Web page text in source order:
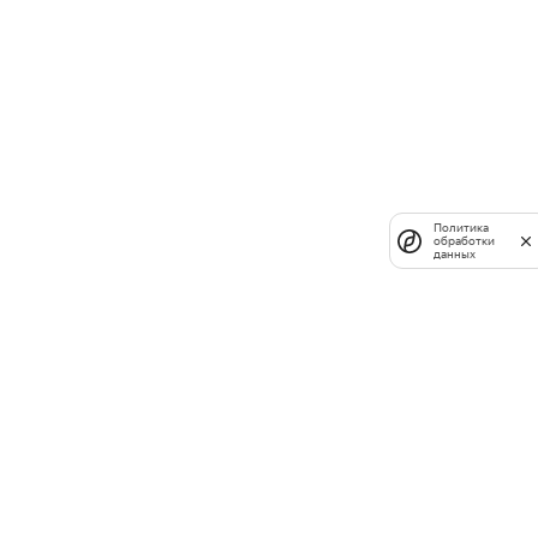
Политика
обработки
данных